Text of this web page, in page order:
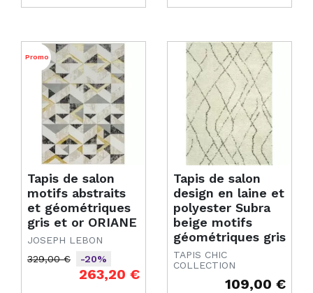
Tapis de salon
motifs abstraits
et géométriques
gris et or ORIANE
JOSEPH LEBON
Prix de base
329,00 €
-20%
263,20 €
Promo
Tapis de salon
design en laine et
polyester Subra
beige motifs
géométriques gris
TAPIS CHIC
COLLECTION
109,00 €